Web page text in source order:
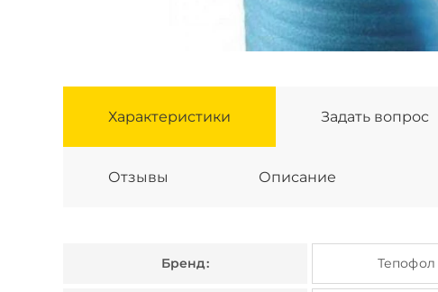
Характеристики Задать вопрос
Отзывы Описание
Бренд: Тепофол